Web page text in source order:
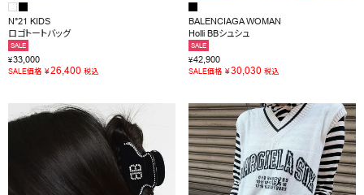
TOPICS
JOURNAL
RECRUIT
はじめてご利用の方へ
お問い合わせ
N°21 KIDS
ロゴトートバッグ
SALE
¥33,000
SALE価格 ¥26,400 税込
BALENCIAGA WOMAN
Holli BBシュシュ
SALE
¥42,900
SALE価格 ¥30,030 税込